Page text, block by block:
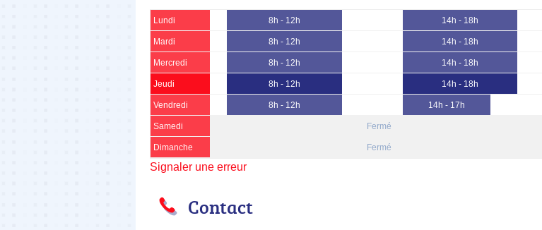
Lundi 8h - 12h 14h - 18h
Mardi 8h - 12h 14h - 18h
Mercredi 8h - 12h 14h - 18h
Jeudi 8h - 12h 14h - 18h
Vendredi 8h - 12h 14h - 17h
Samedi Fermé
Dimanche Fermé
Signaler une erreur
Contact